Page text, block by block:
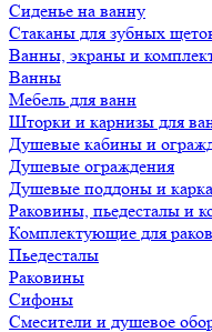
Сиденье на ванну
Стаканы для зубных
Ванны, экраны и
Ванны
Мебель для ванн
Шторки и карнизы для
Душевые кабины и
Душевые ограждения
Душевые поддоны и
Раковины, пьедесталы и
Комплектующие для
Пьедесталы
Раковины
Сифоны
Смесители и душевое